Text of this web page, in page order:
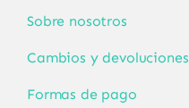
Sobre nosotros
Cambios y devoluciones
Formas de pago